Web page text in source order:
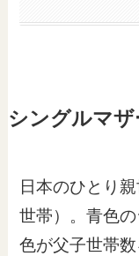
シングルマザ
日本のひとり
世帯）。青色
色が父子世帯